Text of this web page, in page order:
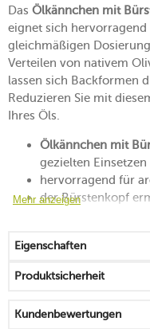
Das Ölkännchen mit
eignet sich
gleichmäßigen
Verteilen von nativem
lassen sich Backformen
Reduzieren Sie mit
Ihres Öls.
Ölkännchen mit
gezielten Einsetzen
hervorragend für
der Bürstenkopf
für ein Würzen
Gericht
spülmaschinenfest
Mehr anzeigen
Eigenschaften
Produktsicherheit
Kundenbewertungen